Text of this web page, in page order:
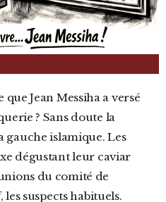
? Sans doute la
gauche islamique. Les
dégustant leur caviar
du comité de
suspects habituels.